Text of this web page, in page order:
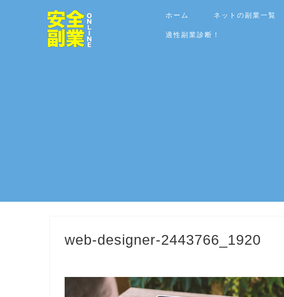
ホーム ネットの副業一覧
適性副業診断！
web-designer-2443766_1920